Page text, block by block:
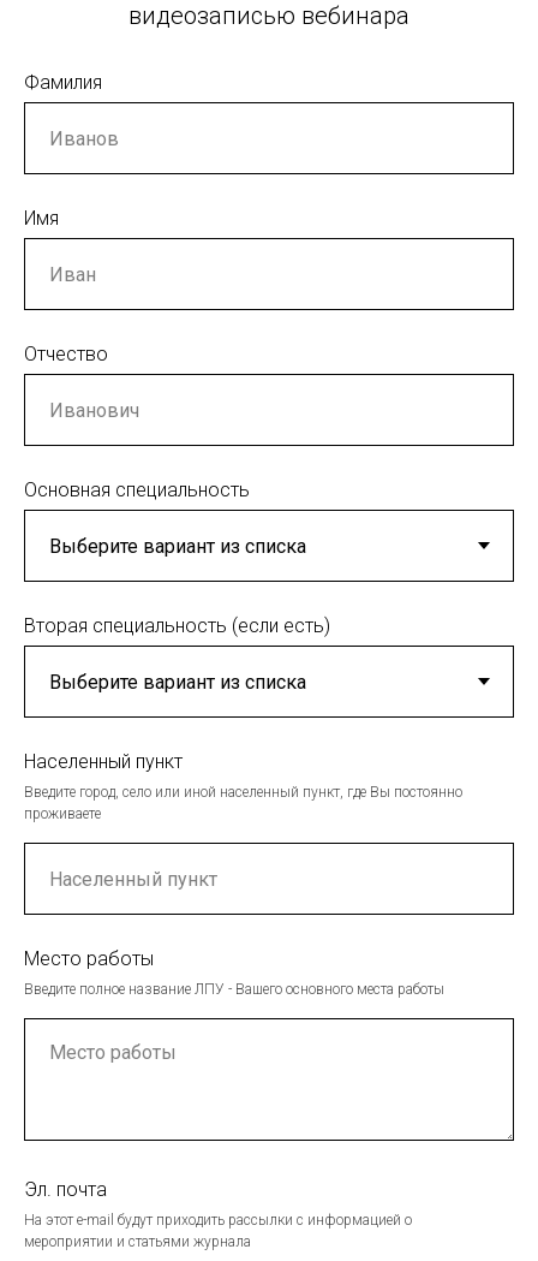
видеозаписью вебинара
Фамилия
Имя
Отчество
Основная специальность
Вторая специальность (если есть)
Населенный пункт
Введите город, село или иной населенный пункт, где Вы постоянно
проживаете
Место работы
Введите полное название ЛПУ - Вашего основного места работы
Эл. почта
На этот e-mail будут приходить рассылки с информацией о
мероприятии и статьями журнала